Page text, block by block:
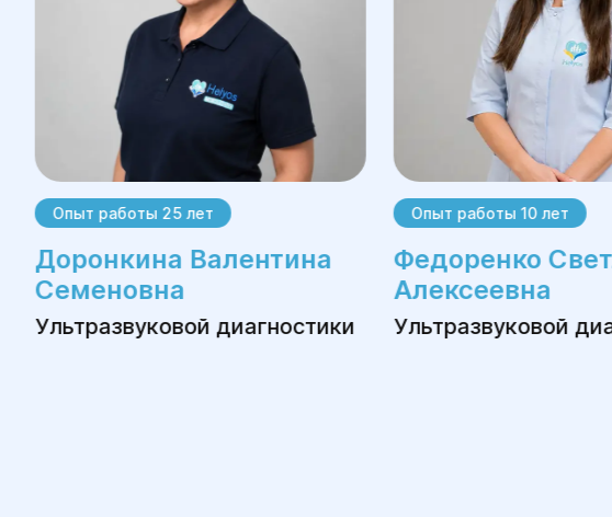
Опыт работы 25 лет
Доронкина Валентина
Семеновна
Ультразвуковой диагностики
Опыт работы 10 лет
Федоренко
Алексеевна
Ультразвуковой